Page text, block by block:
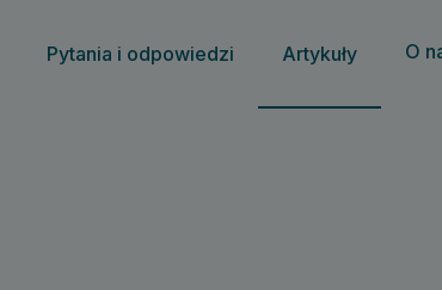
Pytania i odpowiedzi Artykuły O